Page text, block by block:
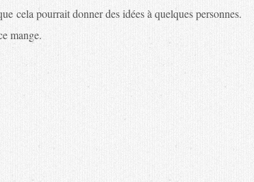
cela pourrait donner des idées à quelques personnes.
mange.